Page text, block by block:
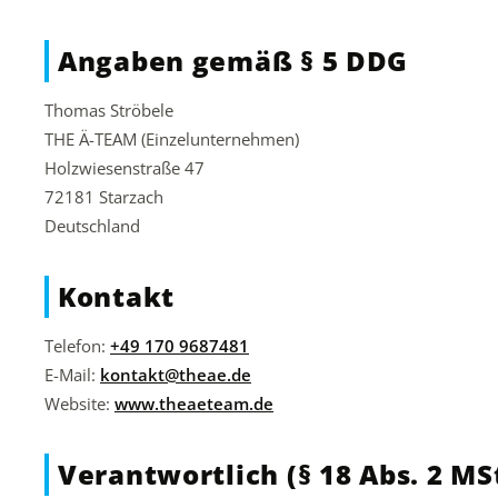
Angaben gemäß § 5 DDG
Thomas Ströbele
THE Ä-TEAM (Einzelunternehmen)
Holzwiesenstraße 47
72181 Starzach
Deutschland
Kontakt
Telefon: +49 170 9687481
E-Mail: kontakt@theae.de
Website: www.theaeteam.de
Verantwortlich (§ 18 Abs. 2